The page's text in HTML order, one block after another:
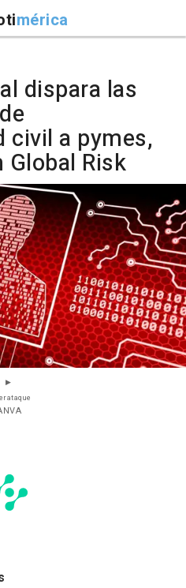
mérica
dispara las
civil a pymes,
Risk